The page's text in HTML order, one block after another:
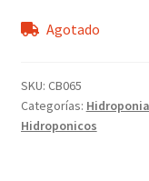
Agotado
SKU: CB065
Categorías: Hidroponia
Hidroponicos